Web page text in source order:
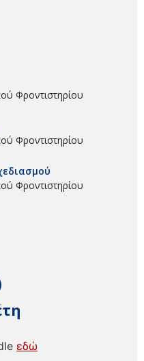
εδώ
Φροντιστηρίου
Φροντιστηρίου
Φροντιστηρίου